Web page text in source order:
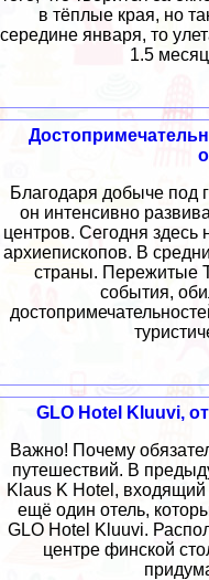
в тёплые края, но
середине января, то
1.5
Благодаря добыче под
он интенсивно
центров. Сегодня здесь
архиепископов. В
страны. Пережитые
события,
GLO Hotel Kluuvi,
Важно! Почему
путешествий. В
Klaus K Hotel,
ещё один отель,
GLO Hotel Kluuvi.
центре финской